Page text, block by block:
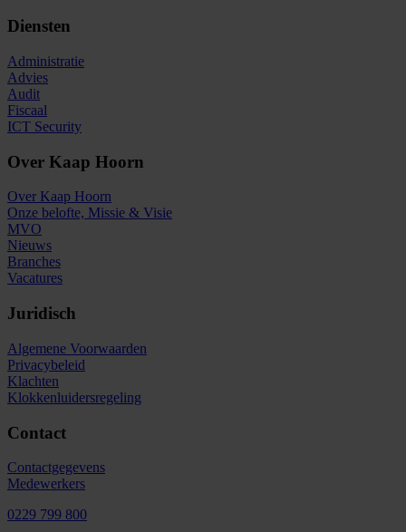
Diensten
Administratie
Advies
Audit
Fiscaal
ICT Security
Over Kaap Hoorn
Over Kaap Hoorn
Onze belofte, Missie & Visie
MVO
Nieuws
Branches
Vacatures
Juridisch
Algemene Voorwaarden
Privacybeleid
Klachten
Klokkenluidersregeling
Contact
Contactgegevens
Medewerkers
0229 799 800